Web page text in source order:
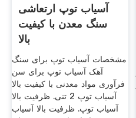
آسیاب توپ ارتعاشی
سنگ معدن با کیفیت
بالا
مشخصات آسیاب توپ برای سنگ
آهک آسیاب توپ برای سن
فرآوری مواد معدنی با کیفیت بالا
آسیاب توپ 2 تنی. ظرفیت بالا
آسیاب توپ. ظرفیت بالا آسیاب